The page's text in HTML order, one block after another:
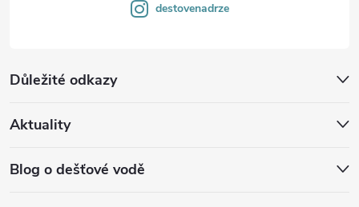
Důležité odkazy
Aktuality
Blog o dešťové vodě
destovenadrze